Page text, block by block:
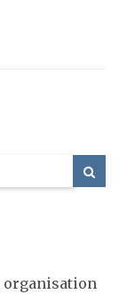
organisation